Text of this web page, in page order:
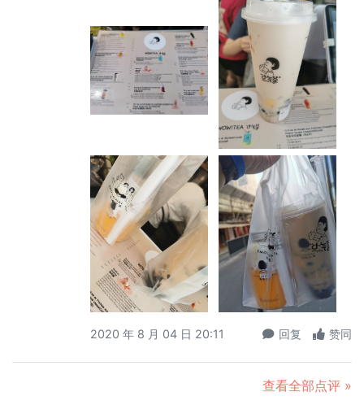
2020 年 8 月 04 日 20:11 回复 赞同
查看全部点评 »